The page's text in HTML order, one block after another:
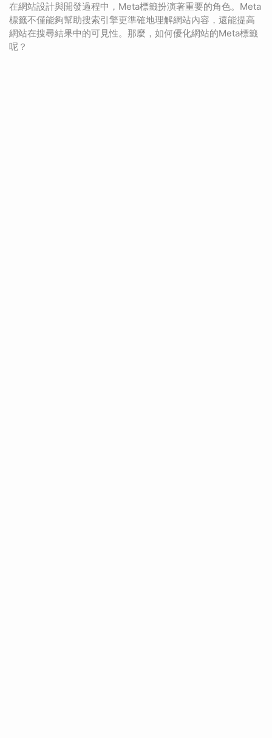
在網站設計與開發過程中，Meta標籤扮演著重要的角色。Meta
標籤不僅能夠幫助搜索引擎更準確地理解網站內容，還能提高
網站在搜尋結果中的可見性。那麼，如何優化網站的Meta標籤
呢？